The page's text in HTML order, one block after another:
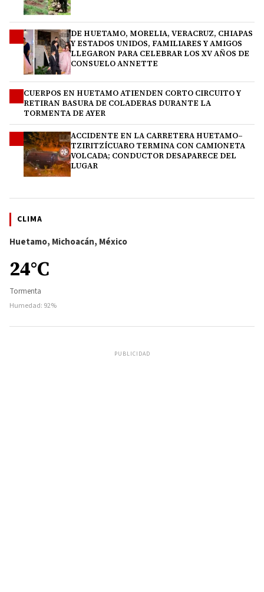
DE HUETAMO, MORELIA, VERACRUZ, CHIAPAS
Y ESTADOS UNIDOS, FAMILIARES Y AMIGOS
LLEGARON PARA CELEBRAR LOS XV AÑOS DE
CONSUELO ANNETTE
CUERPOS EN HUETAMO ATIENDEN CORTO CIRCUITO Y
RETIRAN BASURA DE COLADERAS DURANTE LA
TORMENTA DE AYER
ACCIDENTE EN LA CARRETERA HUETAMO–
TZIRITZÍCUARO TERMINA CON CAMIONETA
VOLCADA; CONDUCTOR DESAPARECE DEL
LUGAR
CLIMA
Huetamo, Michoacán, México
24°C
Tormenta
Humedad: 92%
PUBLICIDAD